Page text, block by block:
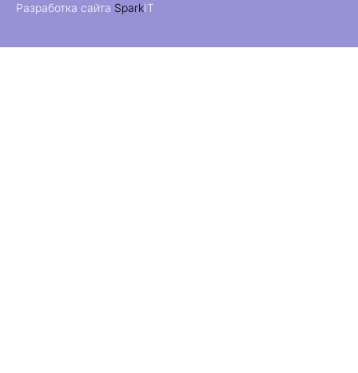
Разработка сайта SparkIT